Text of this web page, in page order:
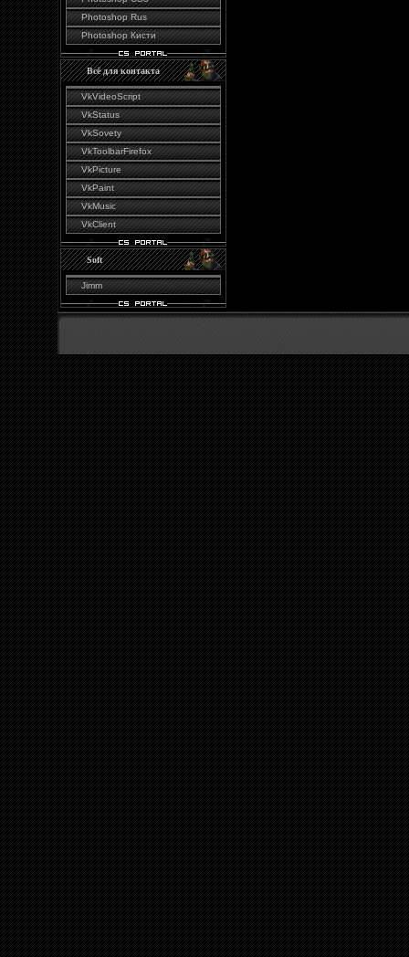
Photoshop Rus
Photoshop Кисти
Всё для контакта
VkVideoScript
VkStatus
VkSovety
VkToolbarFirefox
VkPicture
VkPaint
VkMusic
VkClient
Soft
Jimm